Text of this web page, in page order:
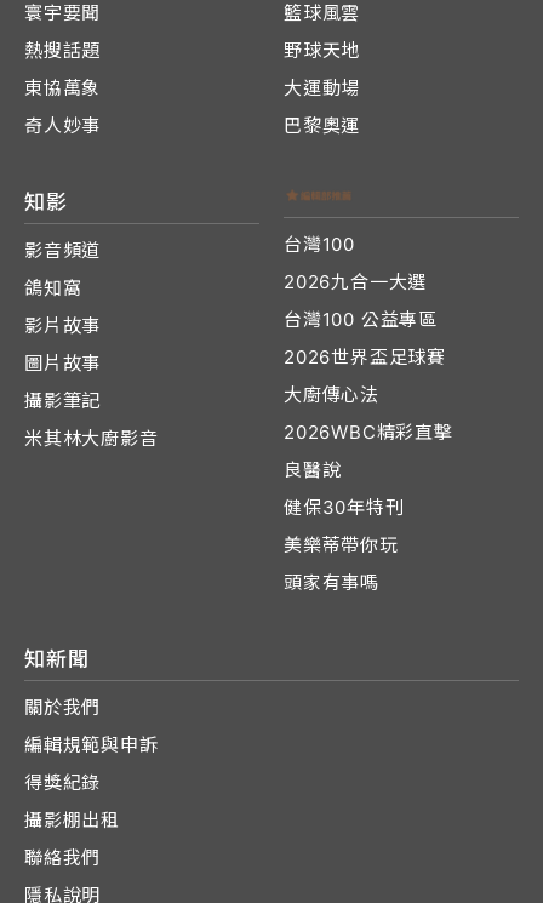
寰宇要聞
熱搜話題
東協萬象
奇人妙事
籃球風雲
野球天地
大運動場
巴黎奧運
知影
影音頻道
鴿知窩
影片故事
圖片故事
攝影筆記
米其林大廚影音
台灣100
2026九合一大選
台灣100 公益專區
2026世界盃足球賽
大廚傳心法
2026WBC精彩直擊
良醫說
健保30年特刊
美樂蒂帶你玩
頭家有事嗎
知新聞
關於我們
編輯規範與申訴
得獎紀錄
攝影棚出租
聯絡我們
隱私說明